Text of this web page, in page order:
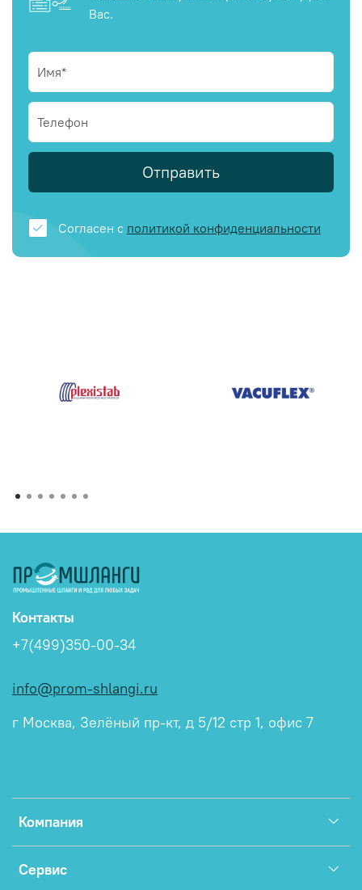
Вас.
Отправить
Согласен с политикой конфиденциальности
Компания
Сервис
Контакты
+7(499)350-00-34
info@prom-shlangi.ru
г Москва, Зелёный пр-кт, д 5/12 стр 1, офис 7